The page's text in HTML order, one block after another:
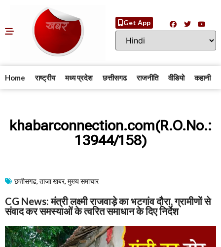
Get App
Home राष्ट्रीय मध्य प्रदेश छत्तीसगढ राजनीति वीडियो कहानी
khabarconnection.com(R.O.No.:
13944/158)
छत्तीसगढ, ताजा खबर, मुख्य समाचार​
CG News: मंत्री लक्ष्मी राजवाड़े का भटगांव दौरा, ग्रामीणों से
संवाद कर समस्याओं के त्वरित समाधान के दिए निर्देश